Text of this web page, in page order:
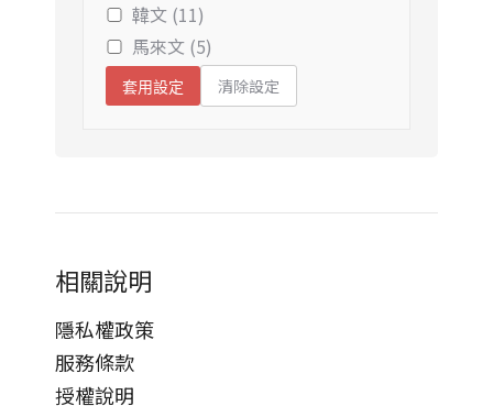
韓文 (11)
馬來文 (5)
套用設定 清除設定
相關說明
隱私權政策
服務條款
授權說明